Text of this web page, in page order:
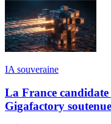
IA souveraine
La France
Gigafactory